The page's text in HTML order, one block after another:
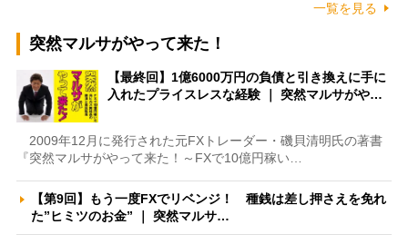
一覧を見る
突然マルサがやって来た！
【最終回】1億6000万円の負債と引き換えに手に
入れたプライスレスな経験 ｜ 突然マルサがや…
2009年12月に発行された元FXトレーダー・磯貝清明氏の著書
『突然マルサがやって来た！～FXで10億円稼い…
【第9回】もう一度FXでリベンジ！ 種銭は差し押さえを免れ
た”ヒミツのお金” ｜ 突然マルサ…